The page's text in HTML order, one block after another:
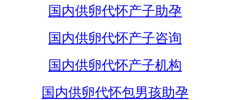
国内供卵代怀产子助孕
国内供卵代怀产子咨询
国内供卵代怀产子机构
国内供卵代怀包男孩助孕